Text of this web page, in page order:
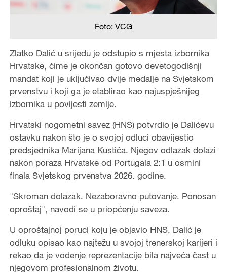
Foto: VCG
Zlatko Dalić u srijedu je odstupio s mjesta izbornika
Hrvatske, čime je okončan gotovo devetogodišnji
mandat koji je uključivao dvije medalje na Svjetskom
prvenstvu i koji ga je etablirao kao najuspješnijeg
izbornika u povijesti zemlje.
Hrvatski nogometni savez (HNS) potvrdio je Dalićevu
ostavku nakon što je o svojoj odluci obavijestio
predsjednika Marijana Kustića. Njegov odlazak dolazi
nakon poraza Hrvatske od Portugala 2:1 u osmini
finala Svjetskog prvenstva 2026. godine.
"Skroman dolazak. Nezaboravno putovanje. Ponosan
oproštaj", navodi se u priopćenju saveza.
U oproštajnoj poruci koju je objavio HNS, Dalić je
odluku opisao kao najtežu u svojoj trenerskoj karijeri i
rekao da je vođenje reprezentacije bila najveća čast u
njegovom profesionalnom životu.